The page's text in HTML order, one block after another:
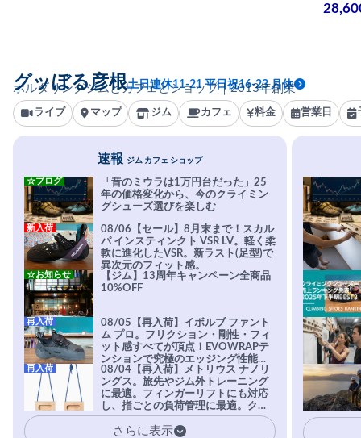
ボルダリングジムとカフェとショップ｜2013年創業
グッぼる彦根土日連休11-21 平日祝16-23 月休
ライブ マップ ジム カフェ 料金 営業日
速報 ジム カフェ ショップ
「昔のミウラは1万円台だった」25
年の価格変化から、今のクライミン
グシューズ選びを楽しむ
☆ブログ
08/06【セール】8月末まで！スカル
パ インスティンクト VSR LV。軽く柔
軟に進化したVSR。新ラスト(足型)で
異次元のフィット感。
新入荷
【ジム】13周年キャンペーン全商品
10%OFF
☆お知らせ
08/05【再入荷】イボルブ ファント
ム プロ。フリクション・剛性・フィ
ット感すべてが頂点！EVOWRAPテ
ンションで究極のエッジング性能を
実現。進化系ラバーEvo-74はTRAX
を凌駕する粘着力で極小ホールドに
安心感。
再入荷
08/04【再入荷】メトリウス ナノリ
ングス。旅先やジム外トレーニング
に最適。フィンガーリフトにも対応
し、指ごとの負荷管理に最適。クラ
イマーの指を本気で鍛えるギア。
再入荷
さらに表示